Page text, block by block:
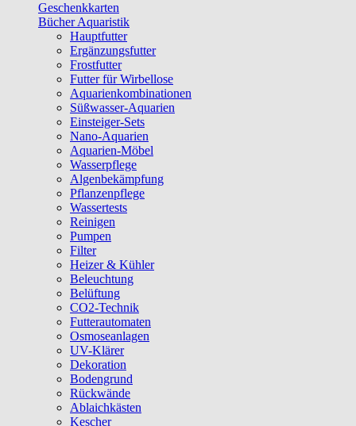
Geschenkkarten
Bücher Aquaristik
Hauptfutter
Ergänzungsfutter
Frostfutter
Futter für Wirbellose
Aquarienkombinationen
Süßwasser-Aquarien
Einsteiger-Sets
Nano-Aquarien
Aquarien-Möbel
Wasserpflege
Algenbekämpfung
Pflanzenpflege
Wassertests
Reinigen
Pumpen
Filter
Heizer & Kühler
Beleuchtung
Belüftung
CO2-Technik
Futterautomaten
Osmoseanlagen
UV-Klärer
Dekoration
Bodengrund
Rückwände
Ablaichkästen
Kescher